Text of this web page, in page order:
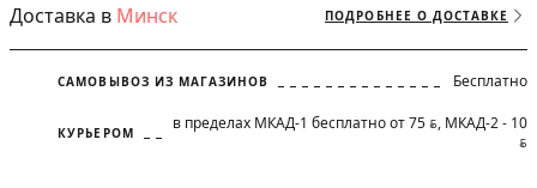
Доставка в Минск ПОДРОБНЕЕ О ДОСТАВКЕ
САМОВЫВОЗ ИЗ МАГАЗИНОВ Бесплатно
КУРЬЕРОМ в пределах МКАД-1 бесплатно от 75 BYN, МКАД-2 - 10
BYN